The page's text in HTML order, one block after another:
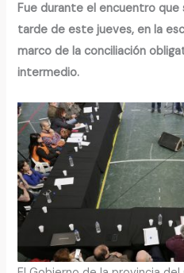
Fue durante el encuentro
tarde de este jueves, en la
marco de la conciliación
intermedio.